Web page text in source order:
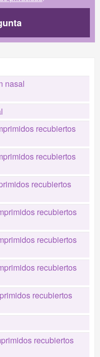
nasal
recubiertos
recubiertos
recubiertos
recubiertos
recubiertos
recubiertos
recubiertos
recubiertos